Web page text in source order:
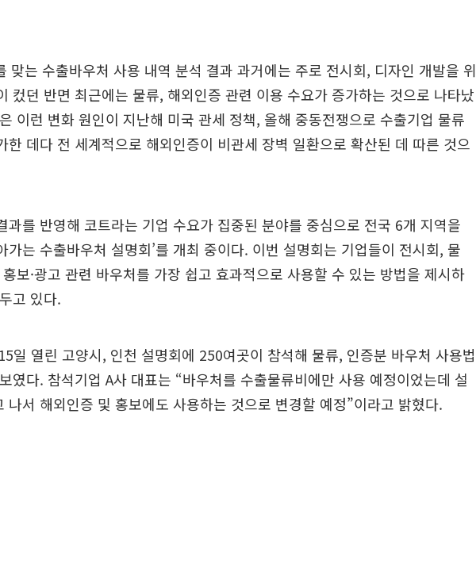
맞는 수출바우처 사용 내역 분석 결과 과거에는 주로 전시회, 디자인 개발을 위
컸던 반면 최근에는 물류, 해외인증 관련 이용 수요가 증가하는 것으로 나타났
이런 변화 원인이 지난해 미국 관세 정책, 올해 중동전쟁으로 수출기업 물류
한 데다 전 세계적으로 해외인증이 비관세 장벽 일환으로 확산된 데 따른 것으
과를 반영해 코트라는 기업 수요가 집중된 분야를 중심으로 전국 6개 지역을
가는 수출바우처 설명회’를 개최 중이다. 이번 설명회는 기업들이 전시회, 물
보·광고 관련 바우처를 가장 쉽고 효과적으로 사용할 수 있는 방법을 제시하
고 있다.
일 열린 고양시, 인천 설명회에 250여곳이 참석해 물류, 인증분 바우처 사용법
였다. 참석기업 A사 대표는 “바우처를 수출물류비에만 사용 예정이었는데 설
나서 해외인증 및 홍보에도 사용하는 것으로 변경할 예정”이라고 밝혔다.